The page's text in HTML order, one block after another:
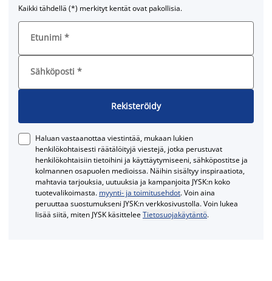
Kaikki tähdellä (*) merkityt kentät ovat pakollisia.
Etunimi *
Sähköposti *
Rekisteröidy
Haluan vastaanottaa viestintää, mukaan lukien
henkilökohtaisesti räätälöityjä viestejä, jotka perustuvat
henkilökohtaisiin tietoihini ja käyttäytymiseeni, sähköpostitse ja
kolmannen osapuolen medioissa. Näihin sisältyy inspiraatiota,
mahtavia tarjouksia, uutuuksia ja kampanjoita JYSK:n koko
tuotevalikoimasta. myynti- ja toimitusehdot. Voin aina
peruuttaa suostumukseni JYSK:n verkkosivustolla. Voin lukea
lisää siitä, miten JYSK käsitteleeTietosuojakäytäntö.